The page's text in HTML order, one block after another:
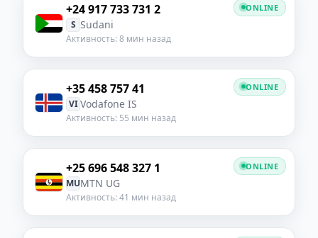
+24 917 733 731 2
S Sudani
Активность: 8 мин назад
ONLINE
+35 458 757 41
VI Vodafone IS
Активность: 55 мин назад
ONLINE
+25 696 548 327 1
MUMTN UG
Активность: 41 мин назад
ONLINE